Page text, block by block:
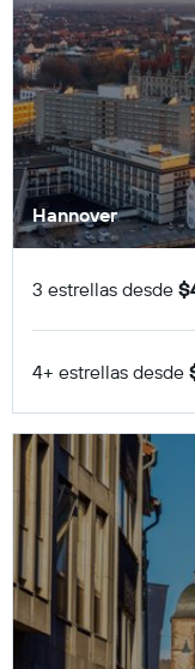
Hannover
3 estrellas desde
4+ estrellas desde